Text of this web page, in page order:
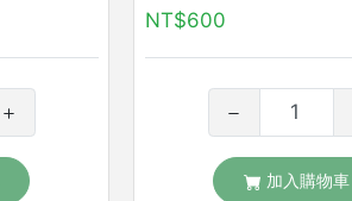
NT$600
加入購物車